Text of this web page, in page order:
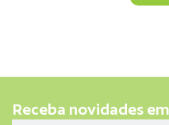
Receba novidades